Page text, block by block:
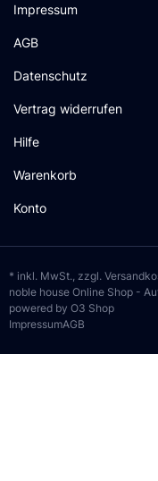
Impressum
AGB
Datenschutz
Vertrag widerrufen
Hilfe
Warenkorb
Konto
* inkl. MwSt., zzgl.
noble house Online Shop -
powered by O3 Shop
ImpressumAGB